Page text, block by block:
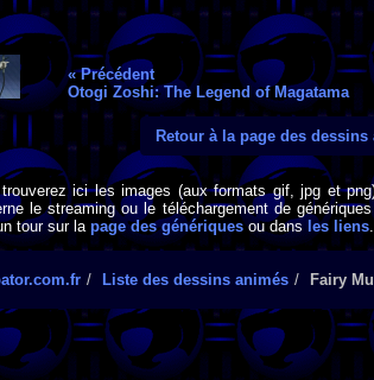
« Précédent
Otogi Zoshi: The Legend of Magatama
Retour à la page des dessins
ici les images (aux formats gif, jpg et
le streaming ou le téléchargement de
tour sur la page des génériquesou dansles liens
Liste des dessins animés Fairy